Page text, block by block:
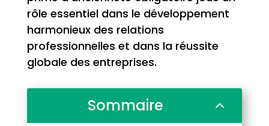
rôle essentiel dans le développement
harmonieux des relations
professionnelles et dans la réussite
globale des entreprises.
Sommaire 2